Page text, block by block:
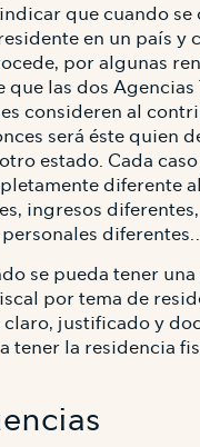
que cuando se
en un país y
por algunas
que las dos
consideren al
será éste quien
estado. Cada
diferente
ingresos diferentes,
se pueda tener
por tema de
claro, justificado y
tener la residencia